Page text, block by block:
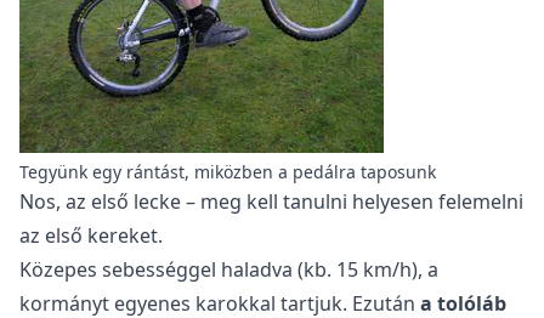
Tegyünk egy rántást, miközben a pedálra taposunk
Nos, az első lecke – meg kell tanulni helyesen felemelni
az első kereket.
Közepes sebességgel haladva (kb. 15 km/h), a
kormányt egyenes karokkal tartjuk. Ezután a tolóláb